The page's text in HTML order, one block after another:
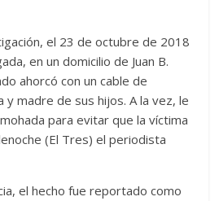
el 23 de octubre de 2018
en un domicilio de Juan B.
ahorcó con un cable de
y madre de sus hijos. A la vez, le
para evitar que la víctima
(El Tres) el periodista
el hecho fue reportado como